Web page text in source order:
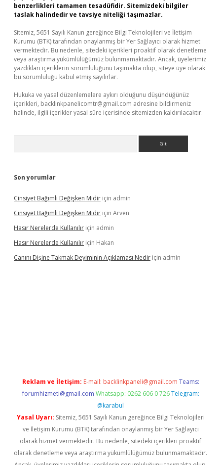
benzerlikleri tamamen tesadüfidir. Sitemizdeki bilgiler
taslak halindedir ve tavsiye niteliği taşımazlar.
Sitemiz, 5651 Sayılı Kanun gereğince Bilgi Teknolojileri ve İletişim
Kurumu (BTK) tarafından onaylanmış bir Yer Sağlayıcı olarak hizmet
vermektedir. Bu nedenle, sitedeki içerikleri proaktif olarak denetleme
veya araştırma yükümlülüğümüz bulunmamaktadır. Ancak, üyelerimiz
yazdıkları içeriklerin sorumluluğunu taşımakta olup, siteye üye olarak
bu sorumluluğu kabul etmiş sayılırlar.
Hukuka ve yasal düzenlemelere aykırı olduğunu düşündüğünüz
içerikleri, backlinkpanelicomtr@gmail.com adresine bildirmeniz
halinde, ilgili içerikler yasal süre içerisinde sitemizden kaldırılacaktır.
Son yorumlar
Cinsiyet Bağımlı Değişken Midir için admin
Cinsiyet Bağımlı Değişken Midir için Arven
Hasır Nerelerde Kullanılır için admin
Hasır Nerelerde Kullanılır için Hakan
Canını Dişine Takmak Deyiminin Açıklaması Nedir için admin
Reklam ve İletişim: E-mail: backlinkpaneli@gmail.com Teams:
forumhizmeti@gmail.com Whatsapp: 0262 606 0 726 Telegram:
@karabul
Yasal Uyarı: Sitemiz, 5651 Sayılı Kanun gereğince Bilgi Teknolojileri
ve İletişim Kurumu (BTK) tarafından onaylanmış bir Yer Sağlayıcı
olarak hizmet vermektedir. Bu nedenle, sitedeki içerikleri proaktif
olarak denetleme veya araştırma yükümlülüğümüz bulunmamaktadır.